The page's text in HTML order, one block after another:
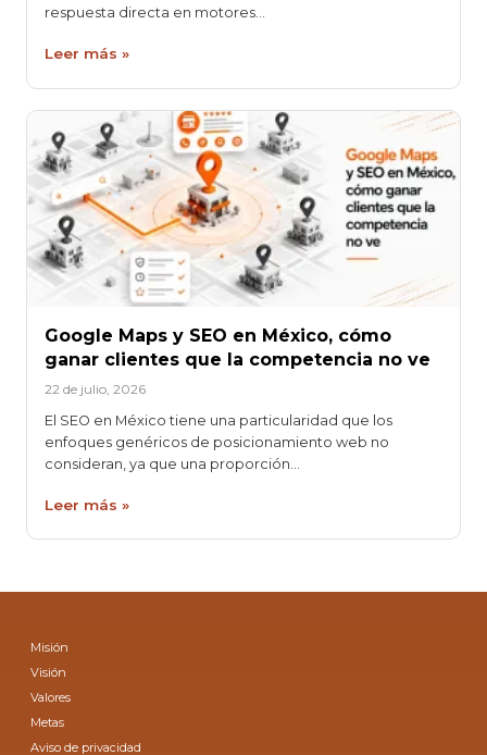
respuesta directa en motores…
Leer más »
Google Maps y SEO en México, cómo
ganar clientes que la competencia no ve
22 de julio, 2026
El SEO en México tiene una particularidad que los
enfoques genéricos de posicionamiento web no
consideran, ya que una proporción…
Leer más »
Misión
Visión
Valores
Metas
Aviso de privacidad